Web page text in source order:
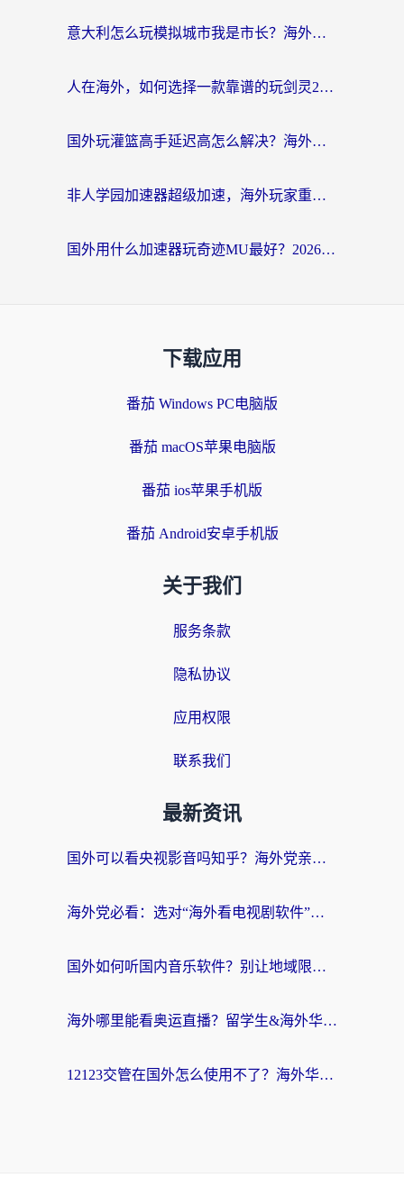
意大利怎么玩模拟城市我是市长？海外党国服游戏加速终极攻略（附三国3量子特攻解决办法）
人在海外，如何选择一款靠谱的玩剑灵2加速器？
国外玩灌篮高手延迟高怎么解决？海外玩家国服游戏加速终极指南
非人学园加速器超级加速，海外玩家重返国服的通行证
国外用什么加速器玩奇迹MU最好？2026海外玩家国服游戏加速全攻略
下载应用
番茄 Windows PC电脑版
番茄 macOS苹果电脑版
番茄 ios苹果手机版
番茄 Android安卓手机版
关于我们
服务条款
隐私协议
应用权限
联系我们
最新资讯
国外可以看央视影音吗知乎？海外党亲测有效的回国加速方案
海外党必看：选对“海外看电视剧软件”，再也不用愁国内剧刷不了
国外如何听国内音乐软件？别让地域限制，断了你的中文歌单
海外哪里能看奥运直播？留学生&海外华人必看的体育赛事观赛终极指南
12123交管在国外怎么使用不了？海外华人必看的无缝访问国内资源指南